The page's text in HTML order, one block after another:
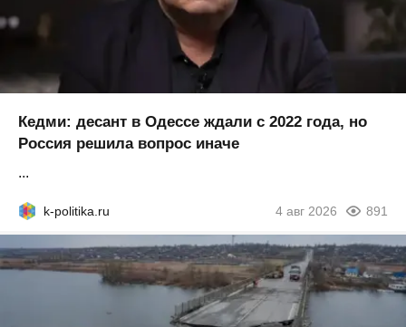
Кедми: десант в Одессе ждали с 2022 года, но
Россия решила вопрос иначе
...
k-politika.ru 4 авг 2026 891